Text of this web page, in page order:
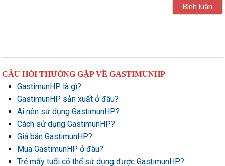
CÂU HỎI THƯỜNG GẶP VỀ GASTIMUNHP
GastimunHP là gì?
GastimunHP sản xuất ở đâu?
Ai nên sử dụng GastimunHP?
Cách sử dụng GastimunHP?
Giá bán GastimunHP?
Mua GastimunHP ở đâu?
Trẻ mấy tuổi có thể sử dụng được GastimunHP?